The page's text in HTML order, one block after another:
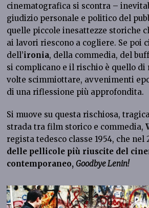
cinematografica si scontra –
giudizio personale e politico del
quelle piccole inesattezze storiche
ai lavori riescono a cogliere. Se poi
dell’ironia, della commedia, del
si complicano e il rischio è quello di
volte scimmiottare, avvenimenti
di una riflessione più approfondita.
Si muove su questa rischiosa,
strada tra film storico e commedia,
regista tedesco classe 1954, che
delle pellicole più riuscite del
contemporaneo,Goodbye Lenin!